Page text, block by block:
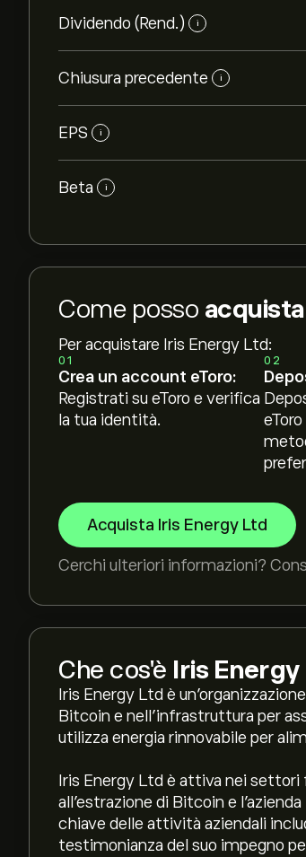
Dividendo (Rend.) i
Chiusura precedente i
EPS i
Beta i
Come posso
Per acquistare Iris Energy Ltd:
01
Crea un account eToro:
Registrati su eToro e verifica
la tua identità.
02
Acquista Iris Energy Ltd
Cerchi ulteriori informazioni?
Che cos'è Iris Energy
Iris Energy Ltd è
Bitcoin e nell'infrastruttura per
utilizza energia rinnovabile per
Iris Energy Ltd è attiva nei
all'estrazione di Bitcoin e
chiave delle attività aziendali
testimonianza del suo impegno